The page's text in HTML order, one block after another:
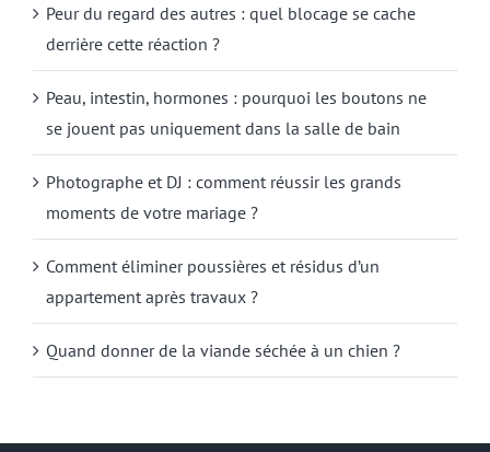
Peur du regard des autres : quel blocage se cache
derrière cette réaction ?
Peau, intestin, hormones : pourquoi les boutons ne
se jouent pas uniquement dans la salle de bain
Photographe et DJ : comment réussir les grands
moments de votre mariage ?
Comment éliminer poussières et résidus d’un
appartement après travaux ?
Quand donner de la viande séchée à un chien ?